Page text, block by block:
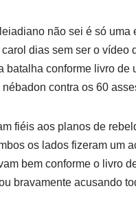
não sei é só
dias sem ser o vídeo
batalha conforme livro
nébadon contra os 60
fiéis aos planos de
os lados fizeram um
bem conforme o livro
bravamente acusando